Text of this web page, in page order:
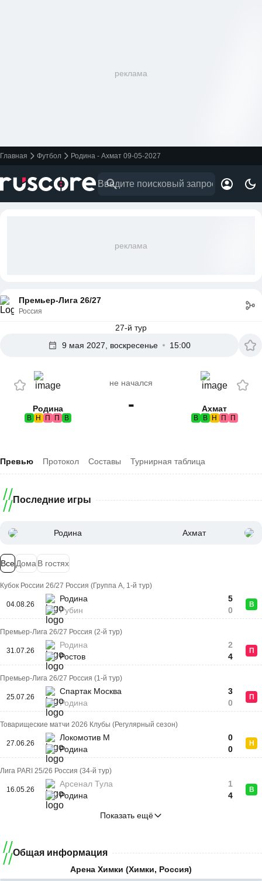
реклама
Главная Футбол Родина - Ахмат 09-05-2027
реклама
Премьер-Лига 26/27
Россия
27-й тур
9 мая 2027, воскресенье
15:00
Родина
В Н П П В
не начался
- Ахмат
В В Н П П
Превью Протокол Составы Турнирная таблица
Последние игры
Родина Ахмат
ВсеДома В гостях
Кубок России 26/27 Россия (Группа A, 1-й тур)
04.08.26
Родина
Рубин
5
0
В
Премьер-Лига 26/27 Россия (2-й тур)
31.07.26
Родина
Ростов
2
4
П
Премьер-Лига 26/27 Россия (1-й тур)
25.07.26
Спартак Москва
Родина
3
0
П
Товарищеские матчи 2026 Клубы (Регулярный сезон)
27.06.26
Локомотив М
Родина
0
0
Н
Лига PARI 25/26 Россия (34-й тур)
16.05.26
Арсенал Тула
Родина
1
4
В
Показать ещё
Общая информация
Арена Химки (Химки, Россия)